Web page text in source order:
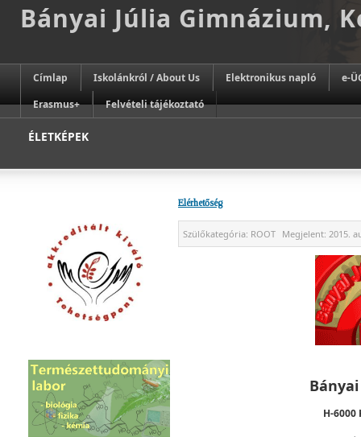
Bányai Júlia Gimnázium,
Címlap Iskolánkról / About Us Elektronikus napló
e-
Erasmus+
Felvételi tájékoztató
ÉLETKÉPEK
Elérhetőség
Szülőkategória: ROOT Megjelent: 2015.
H-